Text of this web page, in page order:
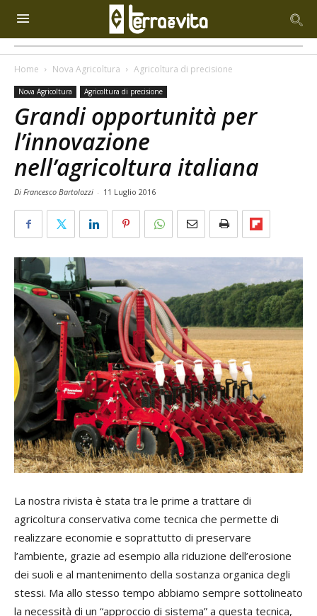
Home Nova Agricoltura Agricoltura di precisione
Nova Agricoltura Agricoltura di precisione
Grandi opportunità per
l’innovazione
nell’agricoltura italiana
Di Francesco Bartolozzi - 11 Luglio 2016
La nostra rivista è stata tra le prime a trattare di
agricoltura conservativa come tecnica che permette di
realizzare economie e soprattutto di preservare
l’ambiente, grazie ad esempio alla riduzione dell’erosione
dei suoli e al mantenimento della sostanza organica degli
stessi. Ma allo stesso tempo abbiamo sempre sottolineato
la necessità di un “approccio di sistema” a questa tecnica,